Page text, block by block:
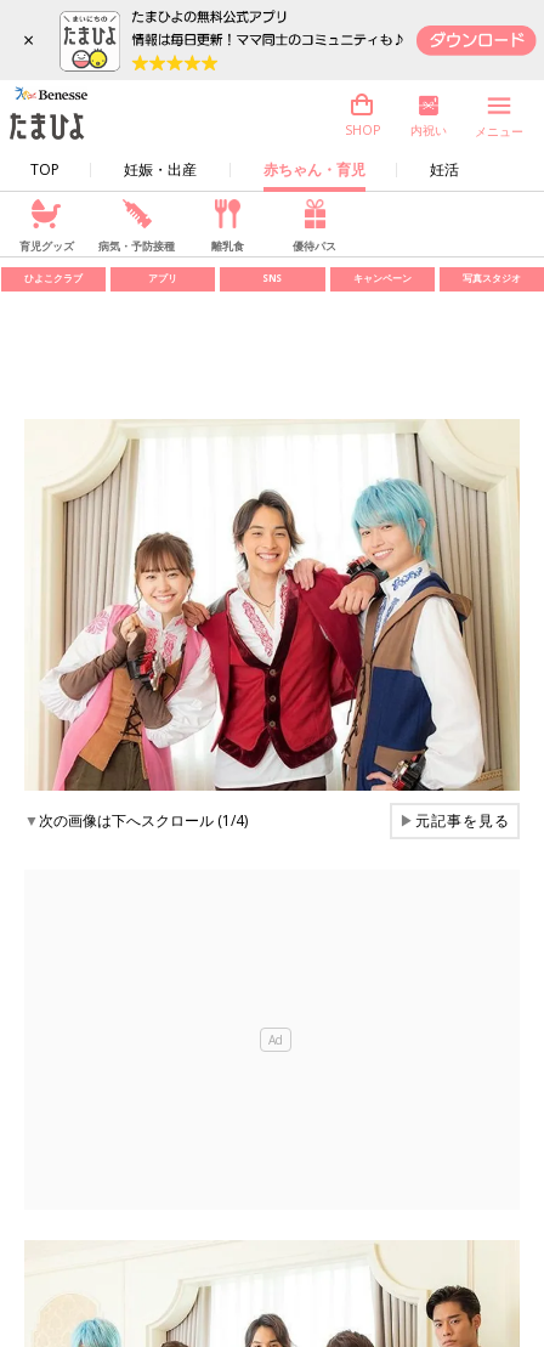
×
TOP 妊娠・出産 赤ちゃん・育児 妊活
SHOP 内祝い メニュー
育児グッズ 病気・予防接種 離乳食 優待パス
ひよこクラブ アプリ SNS キャンペーン 写真スタジオ
▼次の画像は下へスクロール (1/4) ▶元記事を見る